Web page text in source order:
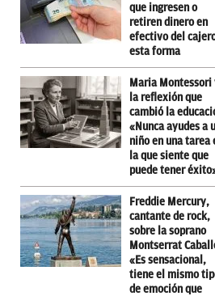
que ingresen o
retiren dinero en
efectivo del
esta forma
Maria Montessori
la reflexión que
cambió la
«Nunca ayudes a
niño en una tarea
la que siente que
puede tener
Freddie Mercury,
cantante de rock,
sobre la soprano
Montserrat
«Es sensacional,
tiene el mismo
de emoción que